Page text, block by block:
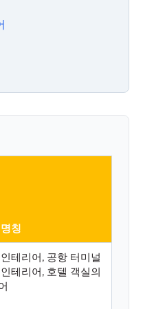
칭
테리어, 공항 터미널
테리어, 호텔 객실의